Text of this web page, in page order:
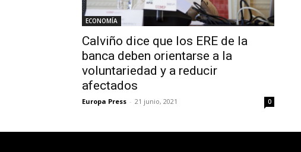
ECONOMÍA
Calviño dice que los ERE de la
banca deben orientarse a la
voluntariedad y a reducir
afectados
Europa Press - 21 junio, 2021 0